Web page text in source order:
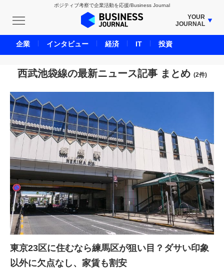
ポジティブ考察で企業活動を応援/Business Journal
YOUR
JOURNAL
BUSINESS JOURNAL
UNICORN JOURNAL
CARBON CREDITS JOURNAL
INBOUND JOURNAL
LIFE ENDING JOURNAL
AI JOURNAL
REAL ESTATE BROKERAGE JOURNAL
SMART MARKETING JOURNAL
BPaaS JOURNAL
ADOPTABLE DOG JOURNAL
西武池袋線の最新ニュース記事 まとめ (2件)
東京23区に住むなら練馬区が狙い目？ダサい印象
以外に欠点なし、家賃も割安
企業 インタビュー 経済 IT 投資